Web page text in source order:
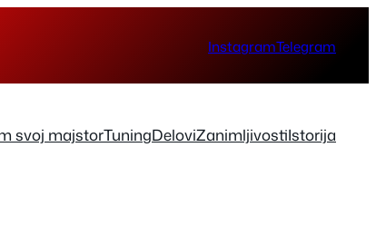
InstagramTelegram
svoj majstorTuningDeloviZanimljivostiIstorija